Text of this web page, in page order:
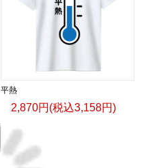
平熱
2,870円(税込3,158円)